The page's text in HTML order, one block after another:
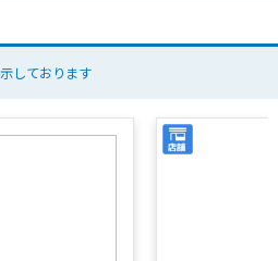
しております